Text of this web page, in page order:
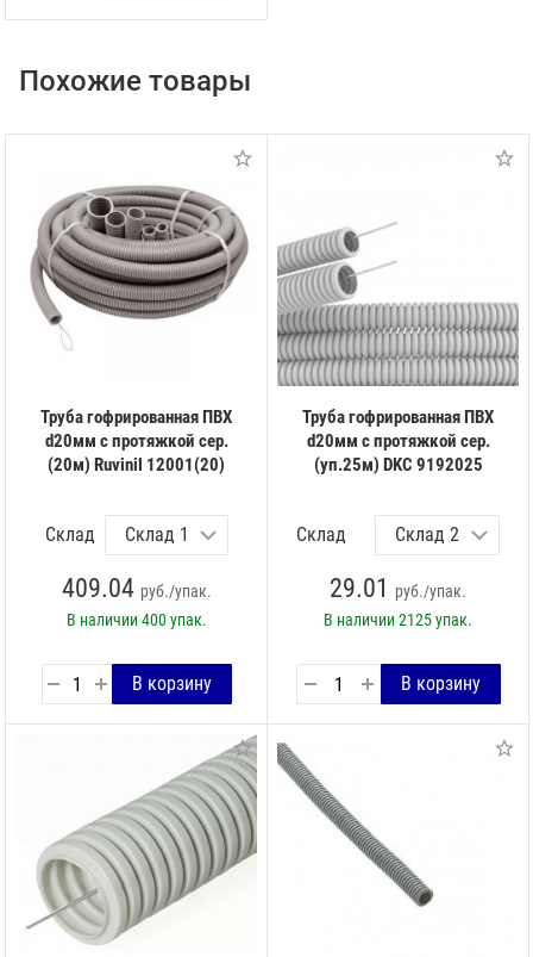
Похожие товары
Труба гофрированная ПВХ
d20мм с протяжкой сер.
(20м) Ruvinil 12001(20)
Склад
409.04 руб./упак.
В наличии400 упак.
Труба гофрированная ПВХ
d20мм с протяжкой сер.
(уп.25м) DKC 9192025
Склад
29.01 руб./упак.
В наличии2125 упак.